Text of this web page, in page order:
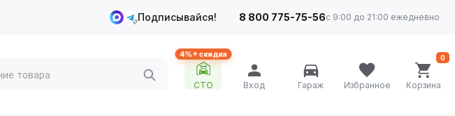
Подписывайся! 8 800 775-75-56с 9:00 до 21:00 ежедневно
4%+ скидка
СТО Вход Гараж Избранное Корзина
0